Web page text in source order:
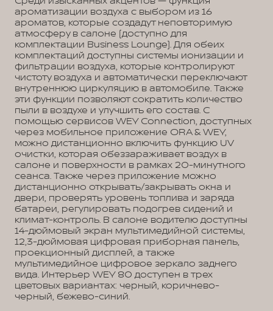
ароматизации воздуха с выбором из 16
ароматов, которые создадут неповторимую
атмосферу в салоне (доступно для
комплектации Business Lounge). Для обеих
комплектаций доступны системы ионизации и
фильтрации воздуха, которые контролируют
чистоту воздуха и автоматически переключают
внутреннюю циркуляцию в автомобиле. Также
эти функции позволяют сократить количество
пыли в воздухе и улучшить его состав. С
помощью сервисов WEY Connection, доступных
через мобильное приложение ORA & WEY,
можно дистанционно включить функцию UV
очистки, которая обеззараживает воздух в
салоне и поверхности в рамках 20-минутного
сеанса. Также через приложение можно
дистанционно открывать/закрывать окна и
двери, проверять уровень топлива и заряда
батареи, регулировать подогрев сидений и
климат-контроль. В салоне водителю доступны
14-дюймовый экран мультимедийной системы,
12,3-дюймовая цифровая приборная панель,
проекционный дисплей, а также
мультимедийное цифровое зеркало заднего
вида. Интерьер WEY 80 доступен в трех
цветовых вариантах: черный, коричнево-
черный, бежево-синий.